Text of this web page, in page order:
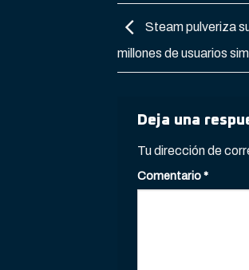
Steam pulveriza
millones de usuarios
Deja una
Tu dirección de
Comentario*